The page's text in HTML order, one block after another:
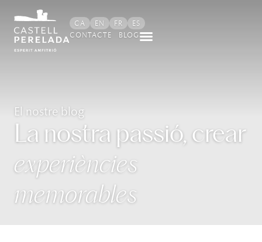
CA EN FR
ES
CONTACTE
BLOG
El nostre blog
La nostra passió, crear
experiències
memorables